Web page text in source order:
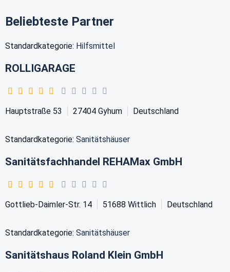
Beliebteste Partner
Standardkategorie: Hilfsmittel
ROLLIGARAGE
Hauptstraße 53 27404 Gyhum Deutschland
Standardkategorie: Sanitätshäuser
Sanitätsfachhandel REHAMax GmbH
Gottlieb-Daimler-Str. 14 51688 Wittlich Deutschland
Standardkategorie: Sanitätshäuser
Sanitätshaus Roland Klein GmbH